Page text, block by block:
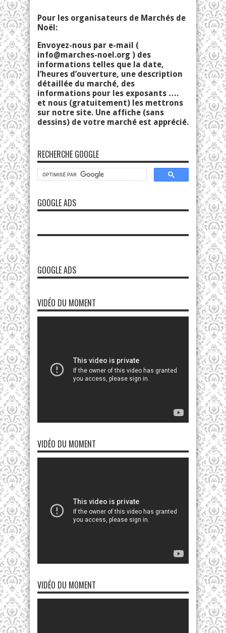
Pour les organisateurs de Marchés de
Noël:
Envoyez-nous par e-mail (
info@marches-noel.org ) des
informations telles que la date,
l’heures d’ouverture, une description
détaillée du marché, des
informations pour les exposants ….
et nous (gratuitement) les mettrons
sur notre site. Une affiche (sans
dessins) de votre marché est apprécié.
RECHERCHE GOOGLE
GOOGLE ADS
GOOGLE ADS
VIDÉO DU MOMENT
VIDÉO DU MOMENT
VIDÉO DU MOMENT